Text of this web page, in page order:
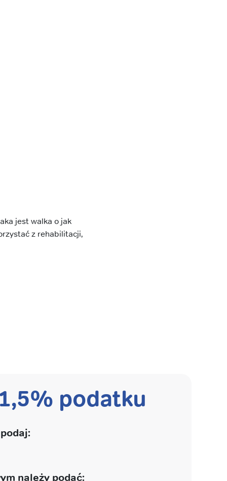
jest walka o jak
z rehabilitacji,
podatku
należy podać: